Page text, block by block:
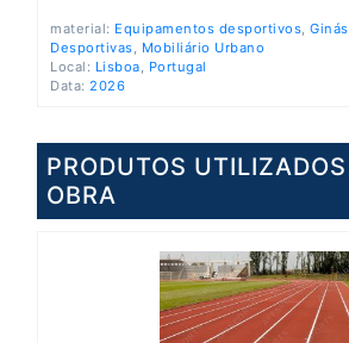
material: Equipamentos desportivos,
Desportivas, Mobiliário Urbano
Local: Lisboa, Portugal
Data: 2026
PRODUTOS
OBRA